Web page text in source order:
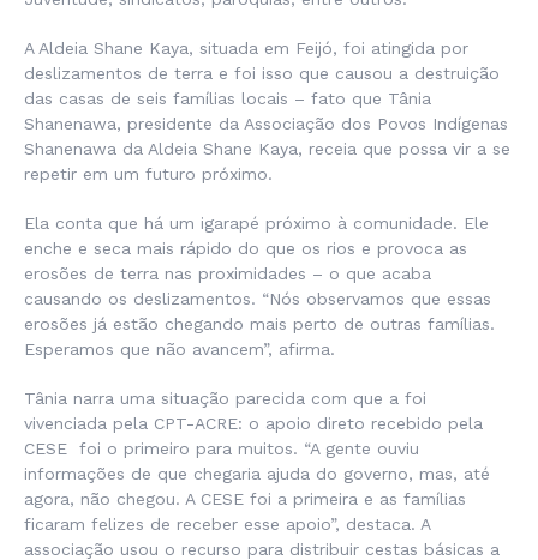
A Aldeia Shane Kaya, situada em Feijó, foi atingida por
deslizamentos de terra e foi isso que causou a destruição
das casas de seis famílias locais – fato que Tânia
Shanenawa, presidente da Associação dos Povos Indígenas
Shanenawa da Aldeia Shane Kaya, receia que possa vir a se
repetir em um futuro próximo.
Ela conta que há um igarapé próximo à comunidade. Ele
enche e seca mais rápido do que os rios e provoca as
erosões de terra nas proximidades – o que acaba
causando os deslizamentos. “Nós observamos que essas
erosões já estão chegando mais perto de outras famílias.
Esperamos que não avancem”, afirma.
Tânia narra uma situação parecida com que a foi
vivenciada pela CPT-ACRE: o apoio direto recebido pela
CESE foi o primeiro para muitos. “A gente ouviu
informações de que chegaria ajuda do governo, mas, até
agora, não chegou. A CESE foi a primeira e as famílias
ficaram felizes de receber esse apoio”, destaca. A
associação usou o recurso para distribuir cestas básicas a